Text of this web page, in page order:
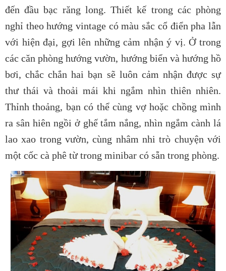
đến đầu bạc răng long. Thiết kế trong các phòng
nghỉ theo hướng vintage có màu sắc cổ điển pha lẫn
với hiện đại, gợi lên những cảm nhận ý vị. Ở trong
các căn phòng hướng vườn, hướng biển và hướng hồ
bơi, chắc chắn hai bạn sẽ luôn cảm nhận được sự
thư thái và thoải mái khi ngắm nhìn thiên nhiên.
Thỉnh thoảng, bạn có thể cùng vợ hoặc chồng mình
ra sân hiên ngồi ở ghế tắm nắng, nhìn ngắm cành lá
lao xao trong vườn, cùng nhâm nhi trò chuyện với
một cốc cà phê từ trong minibar có sẵn trong phòng.